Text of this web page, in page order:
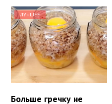
ЛУЧШЕЕ
Больше гречку не